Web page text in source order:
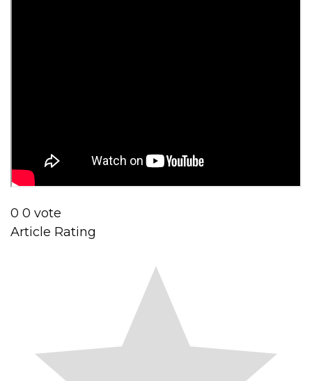
0 0 vote
Article Rating